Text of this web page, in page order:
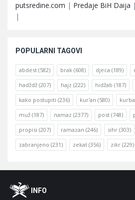
putsredine.com | Predaje BiH Daija |
|
POPULARNI TAGOVI
abdest (582) brak (608) djeca (189)
hadždž (207) hajz (222) hidžab (187)
kako postupiti (236) kur'an (580)
muž (187) namaz (2377) post (748)
propisi (207) ramazan (246) sihr (303)
zabranjeno (231) zekat (356) zikr (229)
FooterOINFO